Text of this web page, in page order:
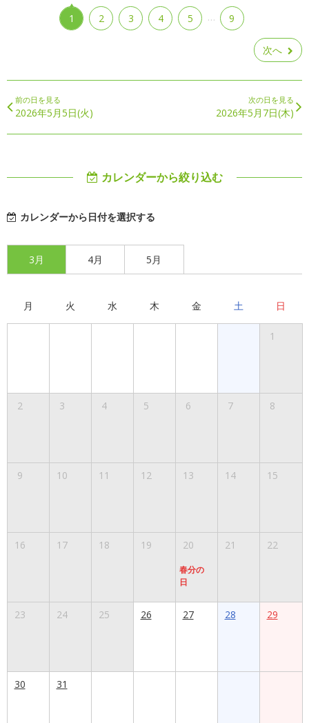
1 2 3 4 5 … 9
次へ
前の日を見る
2026年5月5日(火)
次の日を見る
2026年5月7日(木)
カレンダーから絞り込む
カレンダーから日付を選択する
3月 4月 5月
月 火 水 木 金 土 日
1
2 3 4 5 6 7 8
9 10 11 12 13 14 15
16 17 18 19 20
春分の
日
21 22
23 24 25 26 27 28 29
30 31